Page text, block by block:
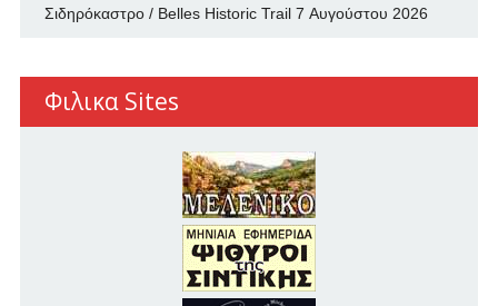
Σιδηρόκαστρο / Belles Historic Trail 7 Αυγούστου 2026
Φιλικα Sites